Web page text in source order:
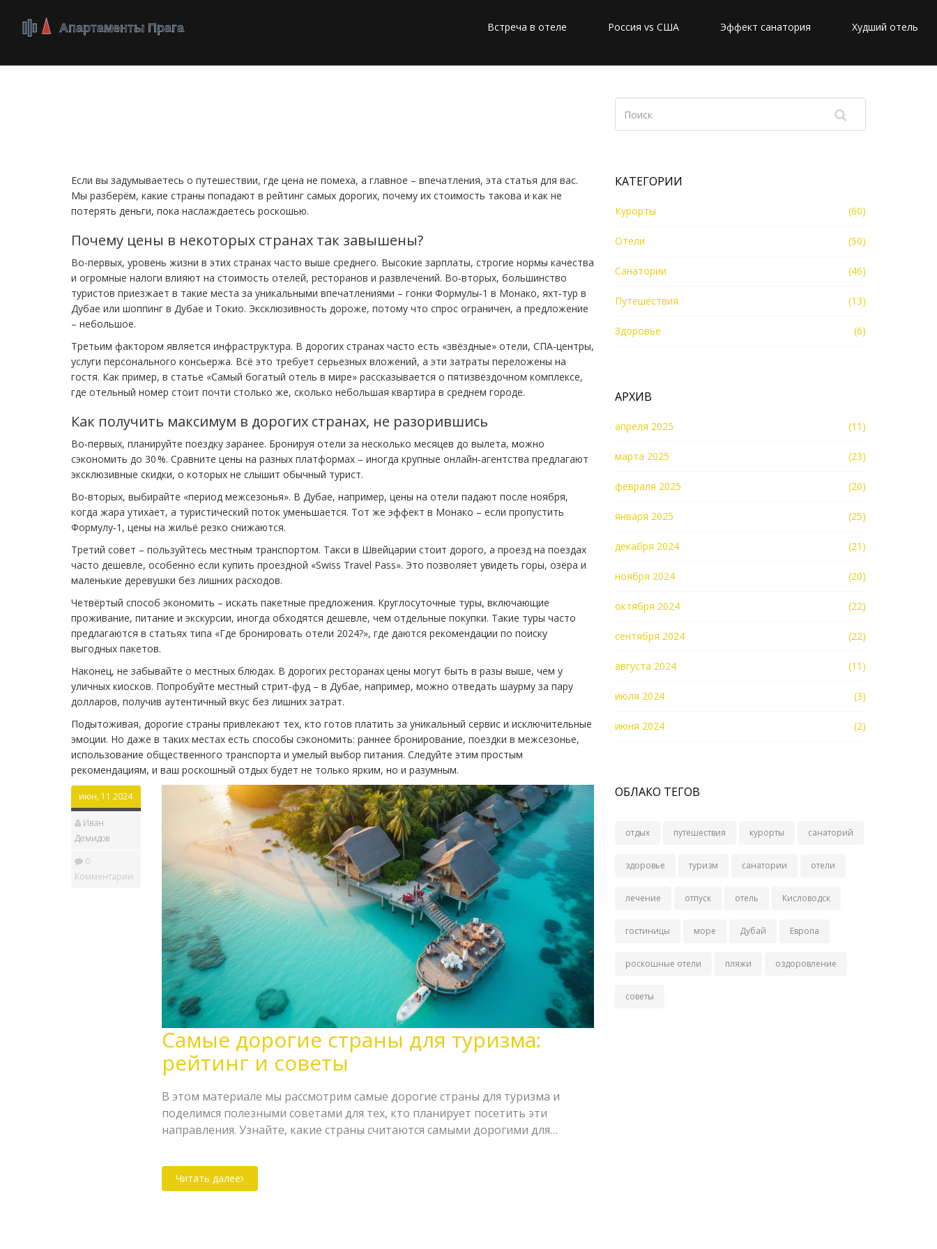
Встреча в отеле Россия vs США Эффект санатория Худший отель
Если вы задумываетесь о путешествии, где цена не помеха, а главное – впечатления, эта статья для вас.
Мы разберём, какие страны попадают в рейтинг самых дорогих, почему их стоимость такова и как не
потерять деньги, пока наслаждаетесь роскошью.
Почему цены в некоторых странах так завышены?
Во-первых, уровень жизни в этих странах часто выше среднего. Высокие зарплаты, строгие нормы качества
и огромные налоги влияют на стоимость отелей, ресторанов и развлечений. Во‑вторых, большинство
туристов приезжает в такие места за уникальными впечатлениями – гонки Формулы‑1 в Монако, яхт‑тур в
Дубае или шоппинг в Дубае и Токио. Эксклюзивность дороже, потому что спрос ограничен, а предложение
– небольшое.
Третьим фактором является инфраструктура. В дорогих странах часто есть «звёздные» отели, СПА‑центры,
услуги персонального консьержа. Всё это требует серьезных вложений, а эти затраты переложены на
гостя. Как пример, в статье «Самый богатый отель в мире» рассказывается о пятизвёздочном комплексе,
где отельный номер стоит почти столько же, сколько небольшая квартира в среднем городе.
Как получить максимум в дорогих странах, не разорившись
Во‑первых, планируйте поездку заранее. Бронируя отели за несколько месяцев до вылета, можно
сэкономить до 30 %. Сравните цены на разных платформах – иногда крупные онлайн‑агентства предлагают
эксклюзивные скидки, о которых не слышит обычный турист.
Во‑вторых, выбирайте «период межсезонья». В Дубае, например, цены на отели падают после ноября,
когда жара утихает, а туристический поток уменьшается. Тот же эффект в Монако – если пропустить
Формулу‑1, цены на жильё резко снижаются.
Третий совет – пользуйтесь местным транспортом. Такси в Швейцарии стоит дорого, а проезд на поездах
часто дешевле, особенно если купить проездной «Swiss Travel Pass». Это позволяет увидеть горы, озёра и
маленькие деревушки без лишних расходов.
Четвёртый способ экономить – искать пакетные предложения. Круглосуточные туры, включающие
проживание, питание и экскурсии, иногда обходятся дешевле, чем отдельные покупки. Такие туры часто
предлагаются в статьях типа «Где бронировать отели 2024?», где даются рекомендации по поиску
выгодных пакетов.
Наконец, не забывайте о местных блюдах. В дорогих ресторанах цены могут быть в разы выше, чем у
уличных киосков. Попробуйте местный стрит‑фуд – в Дубае, например, можно отведать шаурму за пару
долларов, получив аутентичный вкус без лишних затрат.
Подытоживая, дорогие страны привлекают тех, кто готов платить за уникальный сервис и исключительные
эмоции. Но даже в таких местах есть способы сэкономить: раннее бронирование, поездки в межсезонье,
использование общественного транспорта и умелый выбор питания. Следуйте этим простым
рекомендациям, и ваш роскошный отдых будет не только ярким, но и разумным.
июн, 11 2024
Иван
Демидов
0
Комментарии
Самые дорогие страны для туризма:
рейтинг и советы
В этом материале мы рассмотрим самые дорогие страны для туризма и
поделимся полезными советами для тех, кто планирует посетить эти
направления. Узнайте, какие страны считаются самыми дорогими для
делает эти страны столь привлекательными и почему многие люди готовы
платить большие деньги за посещение.
Читать далее
КАТЕГОРИИ
Курорты (60)
Отели (50)
Санатории (46)
Путешествия (13)
Здоровье (6)
АРХИВ
апреля 2025 (11)
марта 2025 (23)
февраля 2025 (20)
января 2025 (25)
декабря 2024 (21)
ноября 2024 (20)
октября 2024 (22)
сентября 2024 (22)
августа 2024 (11)
июля 2024 (3)
июня 2024 (2)
ОБЛАКО ТЕГОВ
отдых путешествия курорты санаторий
здоровье туризм санатории отели
лечение отпуск отель Кисловодск
гостиницы море Дубай Европа
роскошные отели пляжи оздоровление
советы